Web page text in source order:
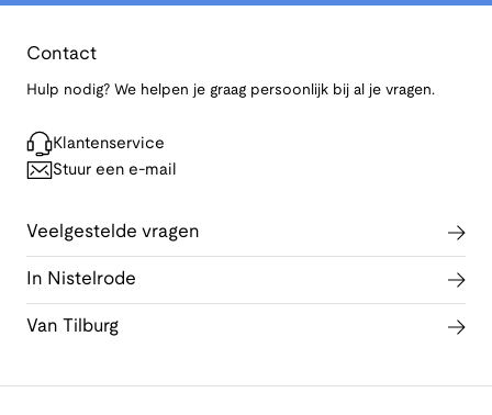
Contact
Hulp nodig? We helpen je graag persoonlijk bij al je vragen.
Klantenservice
Stuur een e-mail
Veelgestelde vragen
In Nistelrode
Van Tilburg